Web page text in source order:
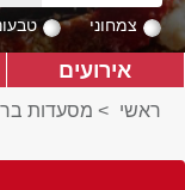
צמחוני
אירועים
ראשי > מסעדות